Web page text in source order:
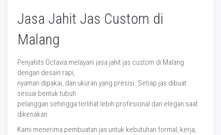
Jasa Jahit Jas Custom di
Malang
Penjahits Octavia melayani jasa jahit jas custom di Malang
dengan desain rapi,
nyaman dipakai, dan ukuran yang presisi. Setiap jas dibuat
sesuai bentuk tubuh
pelanggan sehingga terlihat lebih profesional dan elegan saat
dikenakan.
Kami menerima pembuatan jas untuk kebutuhan formal, kerja,